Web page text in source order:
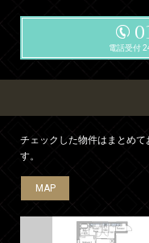
電話受付
チェックした物件はまとめ
す。
MAP
MAP
MAP
MAP
MAP